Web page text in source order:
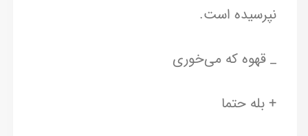
نپرسیده است.
_ قهوه که می‌خوری
+ بله حتما